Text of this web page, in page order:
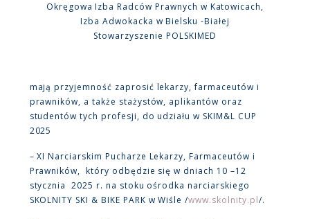
Okręgowa Izba Radców Prawnych w Katowicach,
Izba Adwokacka w Bielsku -Białej
Stowarzyszenie POLSKIMED
mają przyjemność zaprosić lekarzy, farmaceutów i
prawników, a także stażystów, aplikantów oraz
studentów tych profesji, do udziału w SKIM&L CUP
2025
– XI Narciarskim Pucharze Lekarzy, Farmaceutów i
Prawników, który odbędzie się w dniach 10 –12
stycznia 2025 r. na stoku ośrodka narciarskiego
SKOLNITY SKI & BIKE PARK w Wiśle /www.skolnity.pl/.